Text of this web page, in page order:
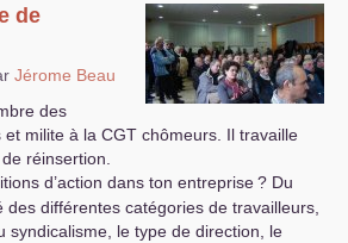
de
Jérome Beau
des
et milite à la CGT chômeurs. Il travaille
réinsertion.
d’action dans ton entreprise? Du
des différentes catégories de travailleurs,
syndicalisme, le type de direction, le